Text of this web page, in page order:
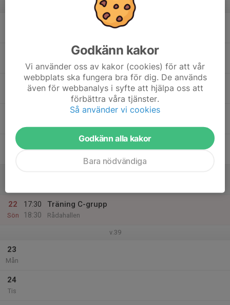
v.38
20
22
Sön
17:30
18:30
Träning C-grupp
Rådahallen
v.39
23
Mån
24
Tis
Godkänn kakor
Vi använder oss av kakor (cookies) för att vår
webbplats ska fungera bra för dig. De används
även för webbanalys i syfte att hjälpa oss att
förbättra våra tjänster.
Så använder vi cookies
Godkänn alla kakor
Bara nödvändiga